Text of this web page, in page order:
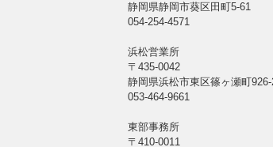
静岡県静岡市葵区田町5-61
054-254-4571
浜松営業所
〒435-0042
静岡県浜松市東区篠ヶ瀬町
053-464-9661
東部事務所
〒410-0011